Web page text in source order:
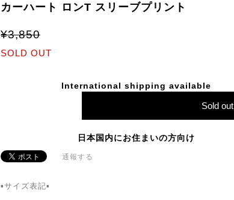
カーハート ロンT スリーブプリント
¥3,850
SOLD OUT
International shipping available
Sold out
日本国内にお住まいの方向け
通報する
▪️サイズ表記▪